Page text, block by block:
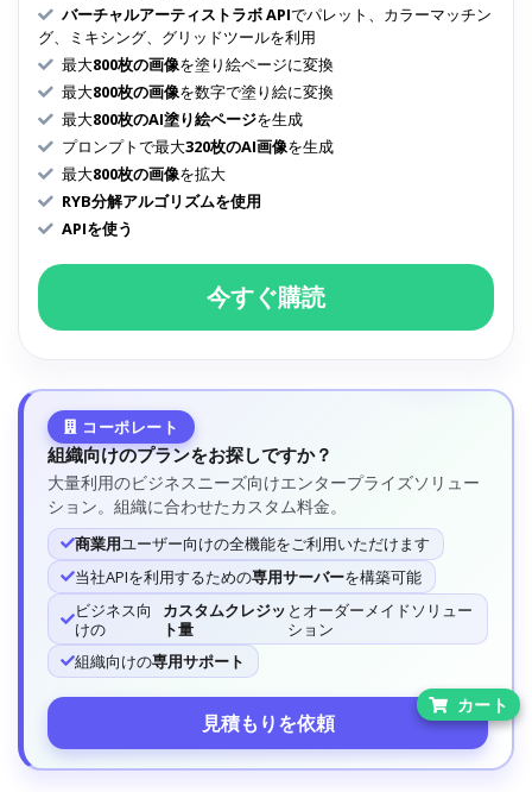
バーチャルアーティストラボ APIでパレット、カラーマッチン
グ、ミキシング、グリッドツールを利用
最大800枚の画像を塗り絵ページに変換
最大800枚の画像を数字で塗り絵に変換
最大800枚のAI塗り絵ページを生成
プロンプトで最大320枚のAI画像を生成
最大800枚の画像を拡大
RYB分解アルゴリズムを使用
APIを使う
今すぐ購読
コーポレート
組織向けのプランをお探しですか？
大量利用のビジネスニーズ向けエンタープライズソリュー
ション。組織に合わせたカスタム料金。
商業用ユーザー向けの全機能をご利用いただけます
当社APIを利用するための専用サーバーを構築可能
ビジネス向
けの
カスタムクレジッ
ト量
とオーダーメイドソリュー
ション
組織向けの専用サポート
見積もりを依頼
カート